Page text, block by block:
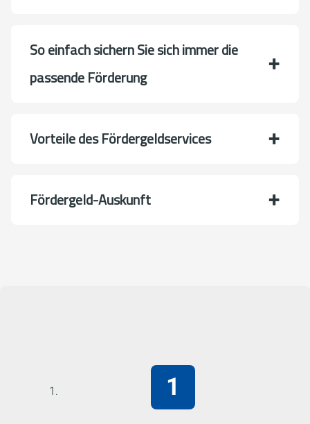
So einfach sichern Sie sich immer die
passende Förderung
Vorteile des Fördergeldservices
Fördergeld-Auskunft